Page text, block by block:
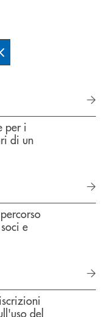
per i
di un
percorso
e
iscrizioni
del